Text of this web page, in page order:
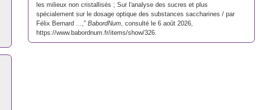
les milieux non cristallisés ; Sur l'analyse des sucres et plus
spécialement sur le dosage optique des substances saccharines / par
Félix Bernard ...,” BabordNum, consulté le 6 août 2026,
https://www.babordnum.fr/items/show/326.